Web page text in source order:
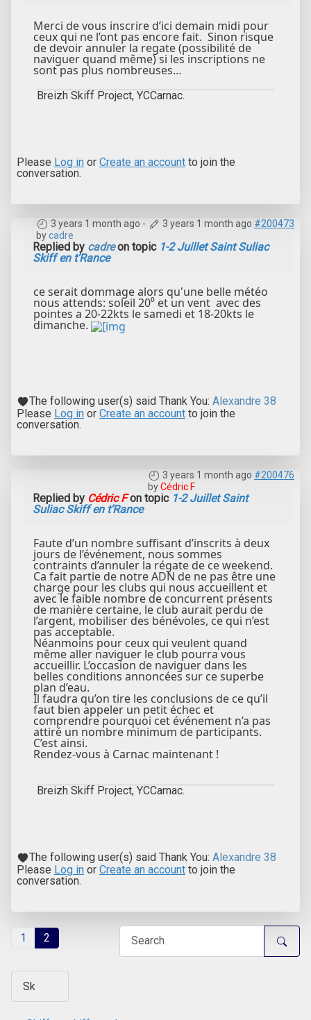
Merci de vous inscrire d’ici demain midi pour
ceux qui ne l’ont pas encore fait. Sinon risque
de devoir annuler la regate (possibilité de
naviguer quand même) si les inscriptions ne
sont pas plus nombreuses…
Breizh Skiff Project, YCCarnac.
Please Log in or Create an account to join the
conversation.
3 years 1 month ago - 3 years 1 month ago #200473
bycadre
Replied by cadreon topic 1-2 Juillet Saint Suliac
Skiff en t’Rance
ce serait dommage alors qu'une belle météo
nous attends: soleil 20⁰ et un vent avec des
pointes a 20-22kts le samedi et 18-20kts le
dimanche.
The following user(s) said Thank You: Alexandre 38
Please Log in or Create an account to join the
conversation.
3 years 1 month ago #200476
byCédric F
Replied by Cédric Fon topic 1-2 Juillet Saint
Suliac Skiff en t’Rance
Faute d’un nombre suffisant d’inscrits à deux
jours de l’événement, nous sommes
contraints d’annuler la régate de ce weekend.
Ca fait partie de notre ADN de ne pas être une
charge pour les clubs qui nous accueillent et
avec le faible nombre de concurrent présents
de manière certaine, le club aurait perdu de
l’argent, mobiliser des bénévoles, ce qui n’est
pas acceptable.
Néanmoins pour ceux qui veulent quand
même aller naviguer le club pourra vous
accueillir. L’occasion de naviguer dans les
belles conditions annoncées sur ce superbe
plan d’eau.
Il faudra qu’on tire les conclusions de ce qu’il
faut bien appeler un petit échec et
comprendre pourquoi cet événement n’a pas
attiré un nombre minimum de participants.
C’est ainsi.
Rendez-vous à Carnac maintenant !
Breizh Skiff Project, YCCarnac.
The following user(s) said Thank You: Alexandre 38
Please Log in or Create an account to join the
conversation.
1 2